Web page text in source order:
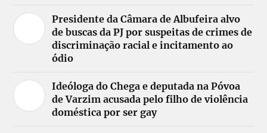
Presidente da Câmara de Albufeira alvo
de buscas da PJ por suspeitas de crimes de
discriminação racial e incitamento ao
ódio
Ideóloga do Chega e deputada na Póvoa
de Varzim acusada pelo filho de violência
doméstica por ser gay